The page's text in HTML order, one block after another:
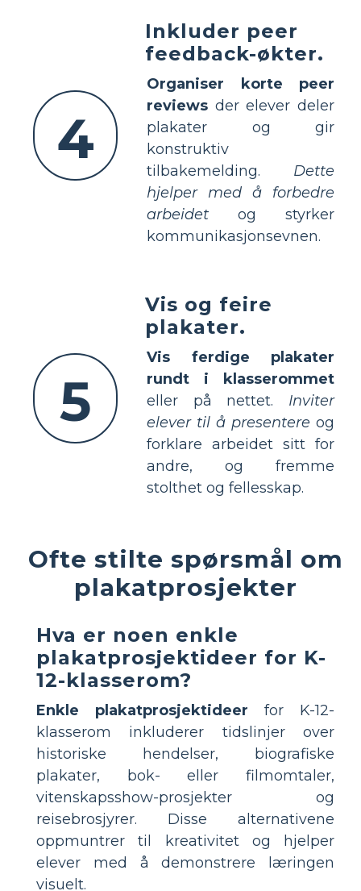
4
Inkluder peer
feedback-økter.
Organiser korte peer
reviews der elever deler
plakater og gir
konstruktiv
tilbakemelding. Dette
hjelper med å forbedre
arbeidet og styrker
kommunikasjonsevnen.
5
Vis og feire
plakater.
Vis ferdige plakater
rundt i klasserommet
eller på nettet. Inviter
elever til å presentere og
forklare arbeidet sitt for
andre, og fremme
stolthet og fellesskap.
Ofte stilte spørsmål om
plakatprosjekter
Hva er noen enkle
plakatprosjektideer for K-
12-klasserom?
Enkle plakatprosjektideer for K-12-
klasserom inkluderer tidslinjer over
historiske hendelser, biografiske
plakater, bok- eller filmomtaler,
vitenskapsshow-prosjekter og
reisebrosjyrer. Disse alternativene
oppmuntrer til kreativitet og hjelper
elever med å demonstrere læringen
visuelt.